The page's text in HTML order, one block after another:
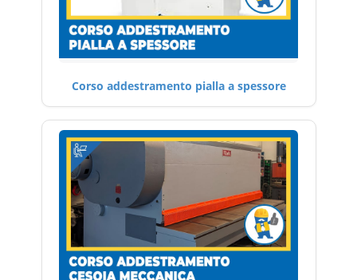
Corso addestramento pialla a spessore